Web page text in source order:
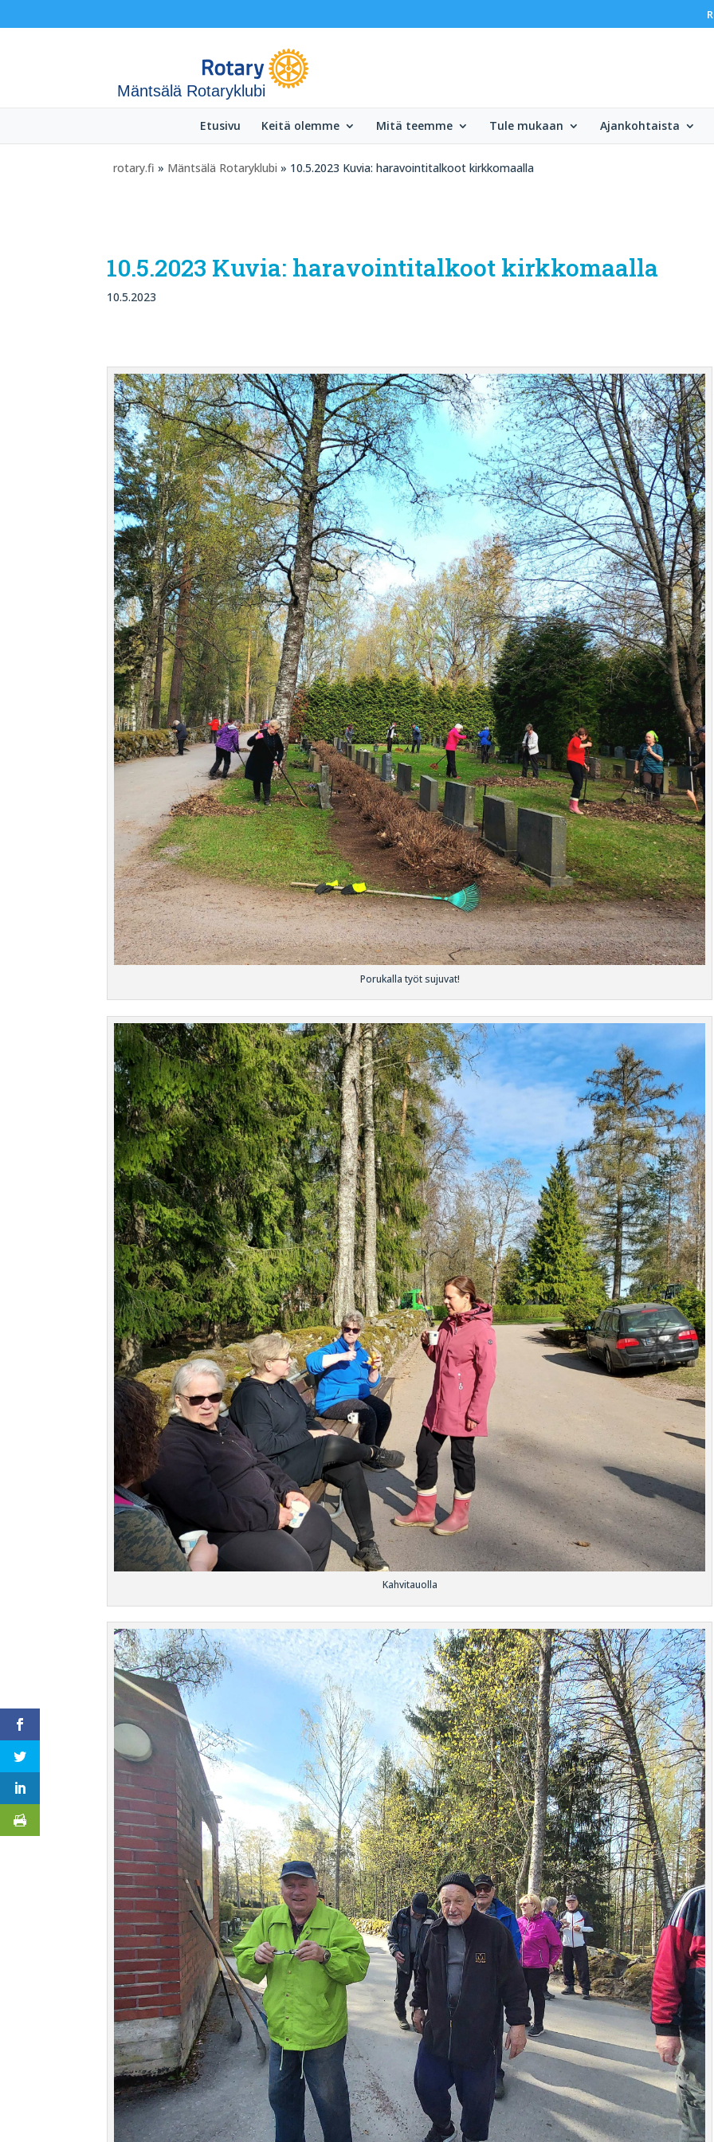
Mäntsälä Rotaryklubi
Etusivu Keitä olemme Mitä teemme Tule mukaan Ajankohtaista
rotary.fi » Mäntsälä Rotaryklubi » 10.5.2023 Kuvia: haravointitalkoot kirkkomaalla
10.5.2023 Kuvia: haravointitalkoot kirkkomaalla
10.5.2023
Porukalla työt sujuvat!
Kahvitauolla